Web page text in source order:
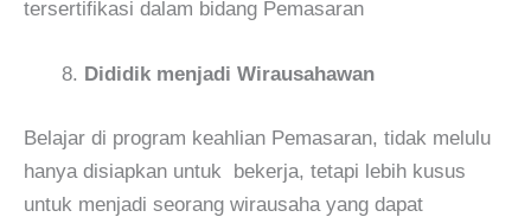
tersertifikasi dalam bidang Pemasaran
Dididik menjadi Wirausahawan
Belajar di program keahlian Pemasaran, tidak melulu
hanya disiapkan untuk bekerja, tetapi lebih kusus
untuk menjadi seorang wirausaha yang dapat